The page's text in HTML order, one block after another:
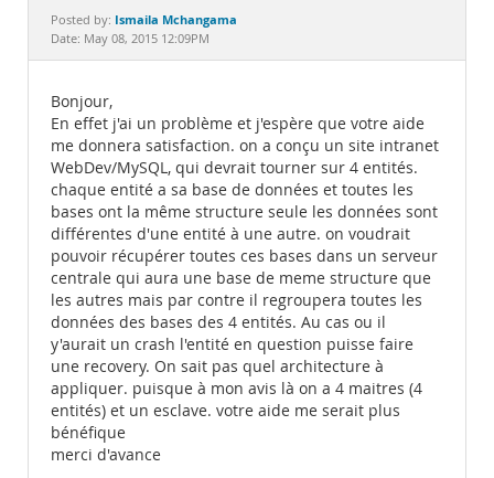
Downloads
Documentation
Posted by: Ismaila Mchangama
Date: May 08, 2015 12:09PM
Bonjour,
En effet j'ai un problème et j'espère que votre aide
me donnera satisfaction. on a conçu un site intranet
WebDev/MySQL, qui devrait tourner sur 4 entités.
chaque entité a sa base de données et toutes les
bases ont la même structure seule les données sont
différentes d'une entité à une autre. on voudrait
pouvoir récupérer toutes ces bases dans un serveur
centrale qui aura une base de meme structure que
les autres mais par contre il regroupera toutes les
données des bases des 4 entités. Au cas ou il
y'aurait un crash l'entité en question puisse faire
une recovery. On sait pas quel architecture à
appliquer. puisque à mon avis là on a 4 maitres (4
entités) et un esclave. votre aide me serait plus
bénéfique
merci d'avance